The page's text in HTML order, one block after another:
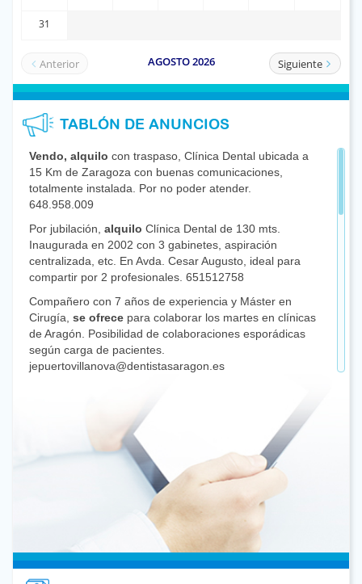
TABLÓN DE ANUNCIOS
Vendo, alquilo con traspaso, Clínica Dental ubicada a
15 Km de Zaragoza con buenas comunicaciones,
totalmente instalada. Por no poder atender.
648.958.009
Por jubilación, alquilo Clínica Dental de 130 mts.
Inaugurada en 2002 con 3 gabinetes, aspiración
centralizada, etc. En Avda. Cesar Augusto, ideal para
compartir por 2 profesionales. 651512758
Compañero con 7 años de experiencia y Máster en
Cirugía, se ofrece para colaborar los martes en clínicas
de Aragón. Posibilidad de colaboraciones esporádicas
según carga de pacientes.
jepuertovillanova@dentistasaragon.es
Interesados: 630.476.700
Odontóloga con Máster oficial en Periodoncia e
se ofrecepara colaborar en clínicas.
Experiencia clínica de 2 años en procedimientos
quirúrgicos y 4 años en prostodoncia. Horarios a
convenir y disponibilidad de vehículo propio.
Interesados contactar a 661.118.407
Se necesitaOdontólogo para Clínica en Calatayud.
Interesados pueden enviar currículum a